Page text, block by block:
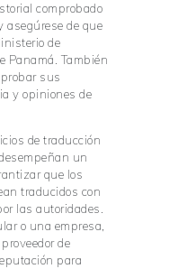
comprobado
asegúrese de que
de
Panamá. También
sus
y opiniones de
de traducción
un
que los
traducidos con
las autoridades.
o una empresa,
de
para